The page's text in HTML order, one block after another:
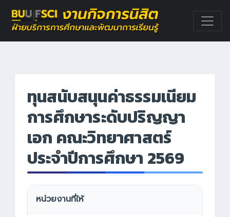
ทุนสนับสนุนค่าธรรมเนียม
การศึกษาระดับปริญญา
เอก คณะวิทยาศาสตร์
ประจำปีการศึกษา 2569
หน่วยงานที่ให้